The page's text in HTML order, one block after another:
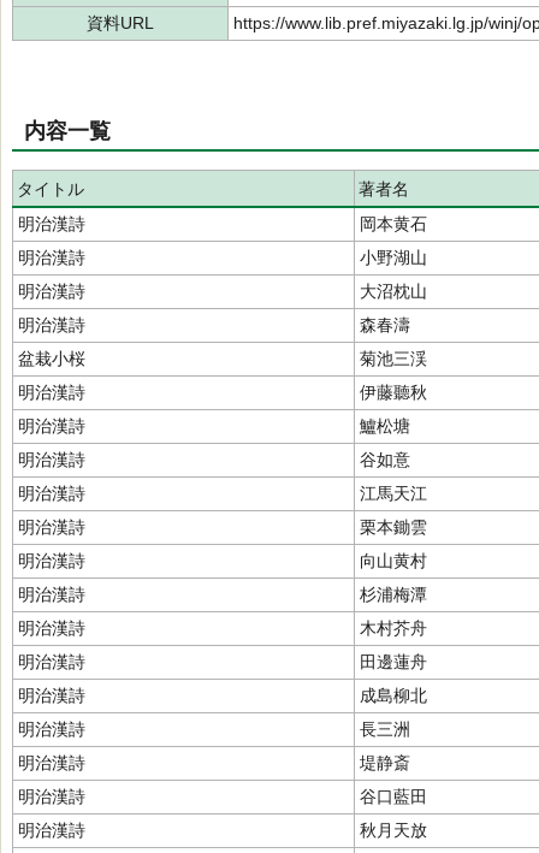
資料URL
https://www.lib.pref.miyazaki.lg.jp/winj/
内容一覧
タイトル
著者名
明治漢詩
岡本黄石
明治漢詩
小野湖山
明治漢詩
大沼枕山
明治漢詩
森春濤
盆栽小桜
菊池三渓
明治漢詩
伊藤聽秋
明治漢詩
鱸松塘
明治漢詩
谷如意
明治漢詩
江馬天江
明治漢詩
栗本鋤雲
明治漢詩
向山黄村
明治漢詩
杉浦梅潭
明治漢詩
木村芥舟
明治漢詩
田邊蓮舟
明治漢詩
成島柳北
明治漢詩
長三洲
明治漢詩
堤静斎
明治漢詩
谷口藍田
明治漢詩
秋月天放